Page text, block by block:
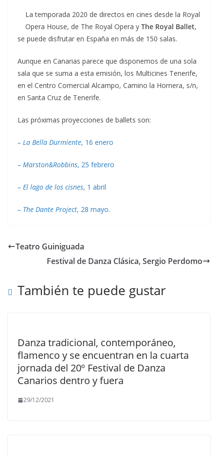
La temporada 2020 de directos en cines desde la Royal
Opera House, de The Royal Opera y The Royal Ballet,
se puede disfrutar en España en más de 150 salas.
Aunque en Canarias parece que disponemos de una sola
sala que se suma a esta emisión, los Multicines Tenerife,
en el Centro Comercial Alcampo, Camino la Hornera, s/n,
en Santa Cruz de Tenerife.
Las próximas proyecciones de ballets son:
– La Bella Durmiente, 16 enero
– Marston&Robbins, 25 febrero
– El lago de los cisnes, 1 abril
– The Dante Project, 28 mayo.
Teatro Guiniguada
Festival de Danza Clásica, Sergio Perdomo
También te puede gustar
Danza tradicional, contemporáneo,
flamenco y se encuentran en la cuarta
jornada del 20º Festival de Danza
Canarios dentro y fuera
29/12/2021